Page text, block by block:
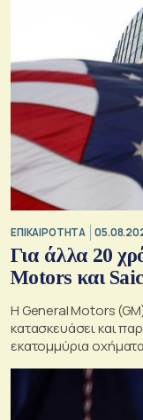
ΕΠΙΚΑΙΡΟΤΗΤΑ
Για άλλα 20
Motors και Saic
Η General Motors
κατασκευάσει και
εκατομμύρια